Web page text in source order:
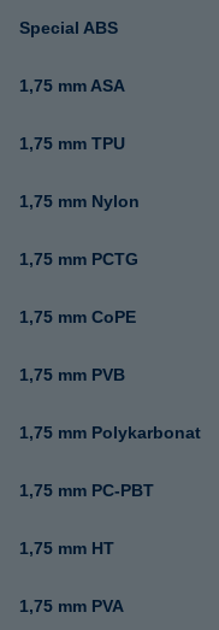
Special ABS
1,75 mm ASA
1,75 mm TPU
1,75 mm Nylon
1,75 mm PCTG
1,75 mm CoPE
1,75 mm PVB
1,75 mm Polykarbonat
1,75 mm PC-PBT
1,75 mm HT
1,75 mm PVA